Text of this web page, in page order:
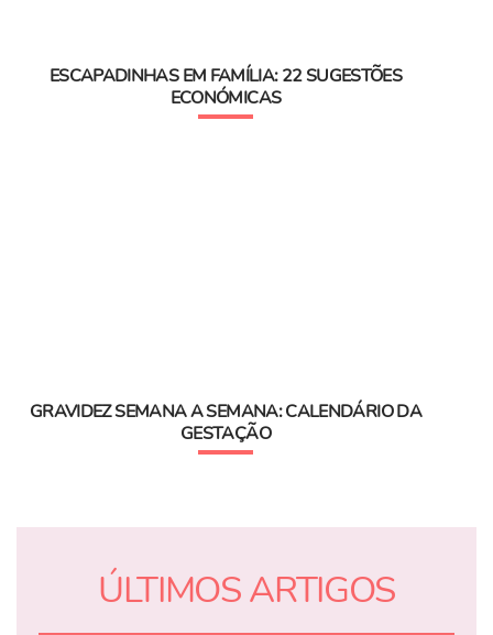
ESCAPADINHAS EM FAMÍLIA: 22 SUGESTÕES
ECONÓMICAS
GRAVIDEZ SEMANA A SEMANA: CALENDÁRIO DA
GESTAÇÃO
ÚLTIMOS ARTIGOS